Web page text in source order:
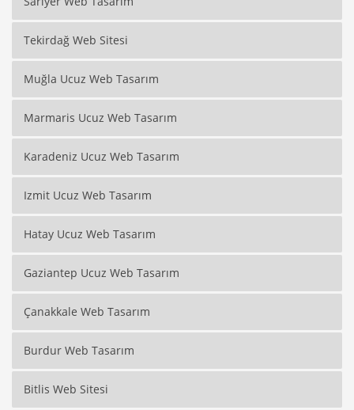
Tekirdağ Web Sitesi
Muğla Ucuz Web Tasarım
Marmaris Ucuz Web Tasarım
Karadeniz Ucuz Web Tasarım
Izmit Ucuz Web Tasarım
Hatay Ucuz Web Tasarım
Gaziantep Ucuz Web Tasarım
Çanakkale Web Tasarım
Burdur Web Tasarım
Bitlis Web Sitesi